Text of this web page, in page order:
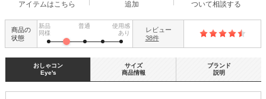
アイテムはこちら
追加
ついて相談する
商品の
状態
新品
同様
普通
使用感
あり
レビュー
38件
おしゃコン
Eye's
サイズ
商品情報
ブランド
説明